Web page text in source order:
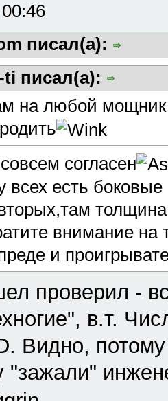
писал(а):
ti писал(а):
на любой мощник
согласен
всех есть
внимание на
и
проверил -
в.т.
Видно,
"зажали"